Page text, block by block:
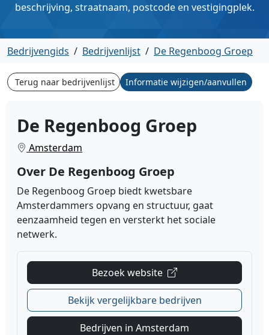
beschrijving, straatnaam, postcode en vestigingplek.
Bedrijvengids / Bedrijvenlijst / De Regenboog Groep
Terug naar bedrijvenlijst Informatie wijzigen/aanvullen
De Regenboog Groep
Amsterdam
Over De Regenboog Groep
De Regenboog Groep biedt kwetsbare
Amsterdammers opvang en structuur, gaat
eenzaamheid tegen en versterkt het sociale
netwerk.
Bezoek website
Bekijk vergelijkbare bedrijven
Bedrijven in Amsterdam